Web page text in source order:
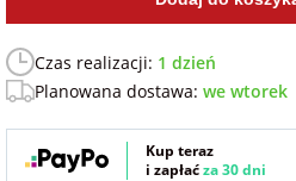
Fotoksiążki
Dodatki i
na Dzień
Chłopaka
na Dzień Kobiet
dla przyjaciółki
dla przyjaciela
Czas realizacji: 1 dzień
Planowana dostawa: we wtorek
Kup teraz
i zapłaćza 30 dni